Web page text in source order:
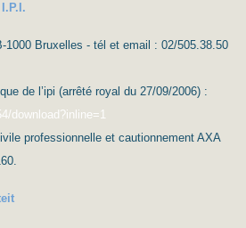
1000 Bruxelles - tél et email : 02/505.38.50
de l’ipi (arrêté royal du 27/09/2006) :
download?inline=1
professionnelle et cautionnement AXA